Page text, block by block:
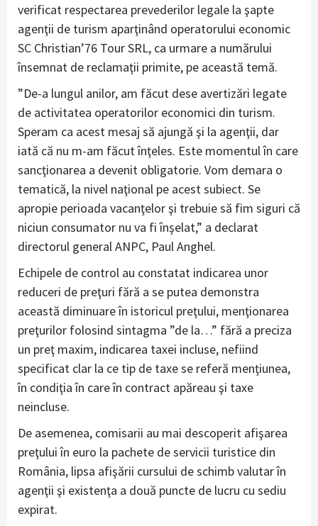
verificat respectarea prevederilor legale la şapte
agenţii de turism aparţinând operatorului economic
SC Christian’76 Tour SRL, ca urmare a numărului
însemnat de reclamaţii primite, pe această temă.
”De-a lungul anilor, am făcut dese avertizări legate
de activitatea operatorilor economici din turism.
Speram ca acest mesaj să ajungă şi la agenţii, dar
iată că nu m-am făcut înţeles. Este momentul în care
sancţionarea a devenit obligatorie. Vom demara o
tematică, la nivel naţional pe acest subiect. Se
apropie perioada vacanţelor şi trebuie să fim siguri că
niciun consumator nu va fi înşelat,” a declarat
directorul general ANPC, Paul Anghel.
Echipele de control au constatat indicarea unor
reduceri de preţuri fără a se putea demonstra
această diminuare în istoricul preţului, menţionarea
preţurilor folosind sintagma ”de la…” fără a preciza
un preţ maxim, indicarea taxei incluse, nefiind
specificat clar la ce tip de taxe se referă menţiunea,
în condiţia în care în contract apăreau şi taxe
neincluse.
De asemenea, comisarii au mai descoperit afişarea
preţului în euro la pachete de servicii turistice din
România, lipsa afişării cursului de schimb valutar în
agenţii şi existenţa a două puncte de lucru cu sediu
expirat.